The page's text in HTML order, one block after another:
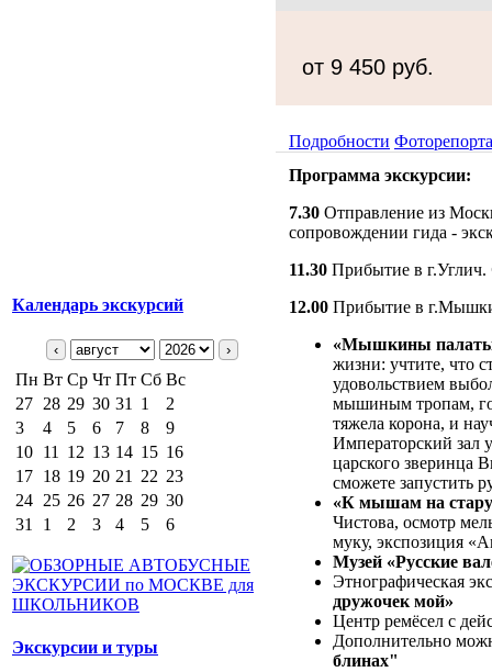
Календарь экскурсий
‹ ›
Пн Вт Ср Чт Пт Сб Вс
27 28 29 30 31 1
2
3
4 5 6 7 8
9
10 11 12 13 14 15 16
17 18 19 20 21 22 23
24 25 26 27 28 29 30
31
1 2 3 4 5 6
Экскурсии и туры
от 9 450 руб.
Подробности
Программа экскурсии:
7.30 Отправление из
сопровождении гида -
11.30 Прибытие в г.Углич.
12.00 Прибытие в
«Мышкины
жизни: учтите, что
удовольствием
мышиным тропам,
тяжела корона, и
Императорский зал
царского зверинца
сможете запустить
«К мышам на
Чистова, осмотр
муку, экспозиция
Музей «Русские
Этнографическая
дружочек мой»
Центр ремёсел с
Дополнительно
блинах"